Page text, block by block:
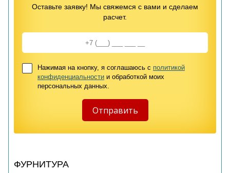
Оставьте заявку! Мы свяжемся с вами и сделаем
расчет.
Нажимая на кнопку, я соглашаюсь с политикой
конфиденциальности и обработкой моих
персональных данных.
ФУРНИТУРА